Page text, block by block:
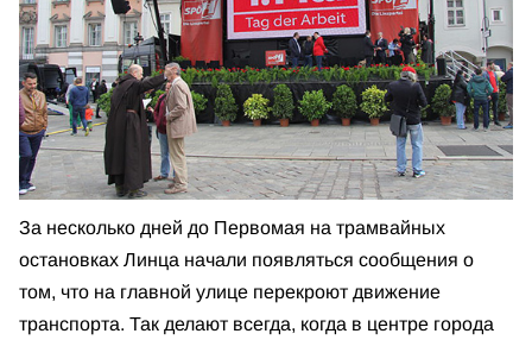
За несколько дней до Первомая на трамвайных
остановках Линца начали появляться сообщения о
том, что на главной улице перекроют движение
транспорта. Так делают всегда, когда в центре города